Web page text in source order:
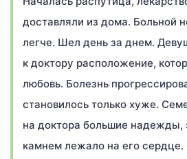
доставляли из дома. Больной
легче. Шел день за днем.
к доктору расположение,
любовь. Болезнь
становилось только хуже.
на доктора большие надежды,
камнем лежало на его